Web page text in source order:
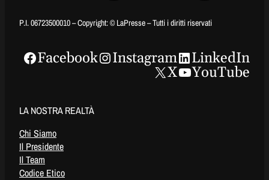
P.I. 06723500010 – Copyright: © LaPresse – Tutti i diritti riservati
Facebook Instagram
LinkedIn
X
YouTube
LA NOSTRA REALTÀ
Chi Siamo
Il Presidente
Il Team
Codice Etico